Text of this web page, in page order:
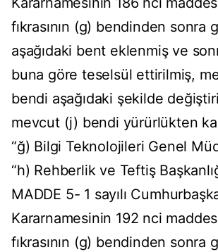
fıkrasının (g) bendinden sonra
aşağıdaki bent eklenmiş ve
buna göre teselsül ettirilmiş,
bendi aşağıdaki şekilde
mevcut (j) bendi yürürlükten
“ğ) Bilgi Teknolojileri Genel
“h) Rehberlik ve Teftiş
MADDE 5- 1 sayılı
Kararnamesinin 192 nci
fıkrasının (g) bendinden sonra